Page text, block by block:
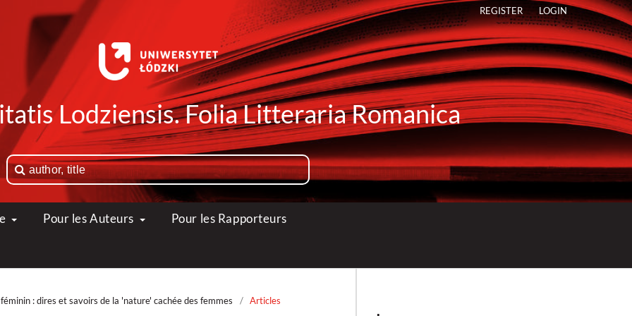
Lodziensis. Folia Litteraria Romanica
Pour les Auteurs Pour les Rapporteurs
REGISTER LOGIN
: dires et savoirs de la 'nature' cachée des femmes / Articles